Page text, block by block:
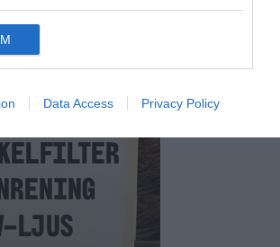
below specified purposes in below Google
Data Access Privacy Policy